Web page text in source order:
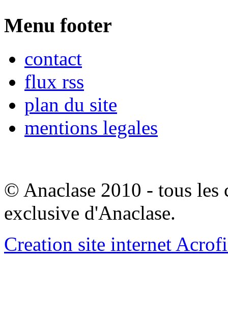
Menu footer
contact
flux rss
plan du site
mentions legales
© Anaclase 2010 - tous les
exclusive d'Anaclase.
Creation site internet